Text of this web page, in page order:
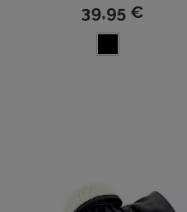
39,95 €